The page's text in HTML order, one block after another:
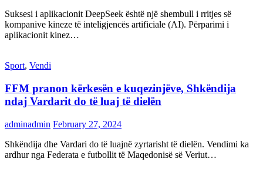
Suksesi i aplikacionit DeepSeek është një shembull i rritjes së
kompanive kineze të inteligjencës artificiale (AI). Përparimi i
aplikacionit kinez…
Sport, Vendi
FFM pranon kërkesën e kuqezinjëve, Shkëndija
ndaj Vardarit do të luaj të dielën
adminadmin February 27, 2024
Shkëndija dhe Vardari do të luajnë zyrtarisht të dielën. Vendimi ka
ardhur nga Federata e futbollit të Maqedonisë së Veriut…